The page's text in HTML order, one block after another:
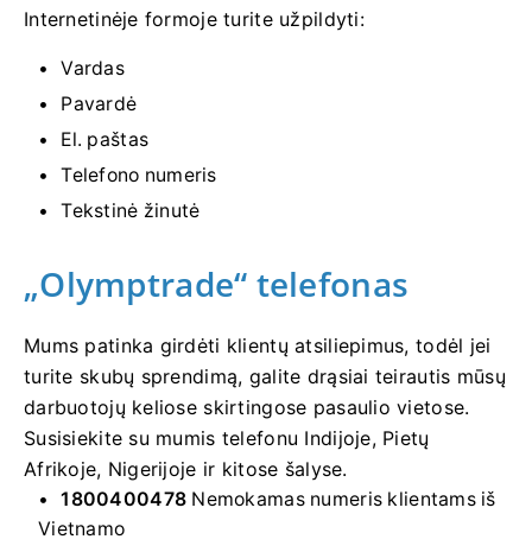
Internetinėje formoje turite užpildyti:
Vardas
Pavardė
El. paštas
Telefono numeris
Tekstinė žinutė
„Olymptrade“ telefonas
Mums patinka girdėti klientų atsiliepimus, todėl jei
turite skubų sprendimą, galite drąsiai teirautis mūsų
darbuotojų keliose skirtingose ​​pasaulio vietose.
Susisiekite su mumis telefonu Indijoje, Pietų
Afrikoje, Nigerijoje ir kitose šalyse.
1800400478 Nemokamas numeris klientams iš
Vietnamo